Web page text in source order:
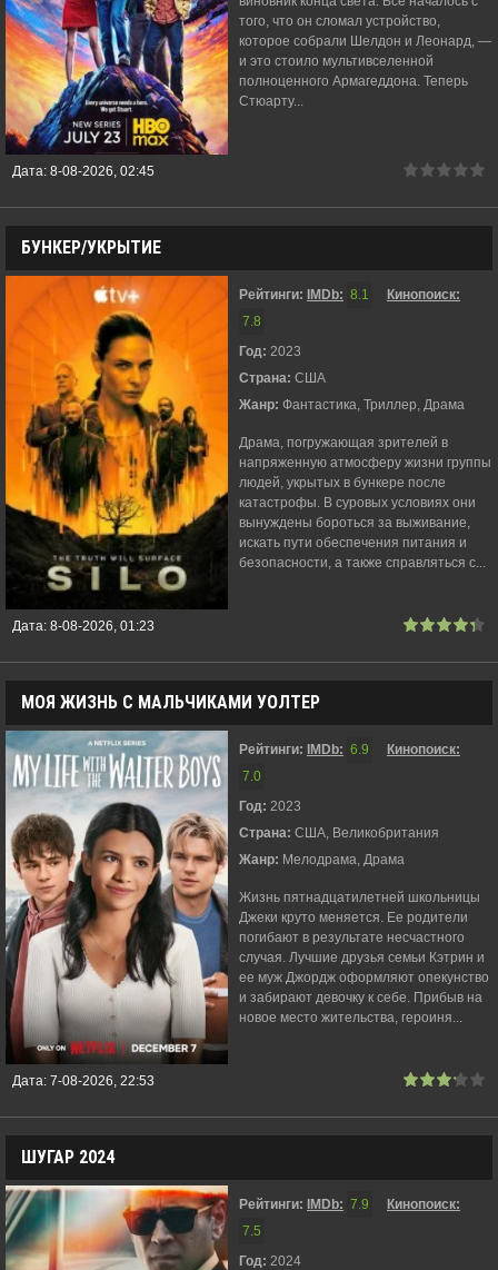
того, что он сломал устройство,
которое собрали Шелдон и Леонард, —
и это стоило мультивселенной
полноценного Армагеддона. Теперь
Стюарту...
Дата: 8-08-2026, 02:45
БУНКЕР/УКРЫТИЕ
Рейтинги: IMDb: 8.1
Кинопоиск:
7.8
Год: 2023
Страна: США
Жанр: Фантастика, Триллер, Драма
Драма, погружающая зрителей в
напряженную атмосферу жизни группы
людей, укрытых в бункере после
катастрофы. В суровых условиях они
вынуждены бороться за выживание,
искать пути обеспечения питания и
безопасности, а также справляться с...
Дата: 8-08-2026, 01:23
МОЯ ЖИЗНЬ С МАЛЬЧИКАМИ УОЛТЕР
Рейтинги: IMDb: 6.9
Кинопоиск:
7.0
Год: 2023
Страна: США, Великобритания
Жанр: Мелодрама, Драма
Жизнь пятнадцатилетней школьницы
Джеки круто меняется. Ее родители
погибают в результате несчастного
случая. Лучшие друзья семьи Кэтрин и
ее муж Джордж оформляют опекунство
и забирают девочку к себе. Прибыв на
новое место жительства, героиня...
Дата: 7-08-2026, 22:53
ШУГАР 2024
Рейтинги: IMDb: 7.9
Кинопоиск:
7.5
Год: 2024